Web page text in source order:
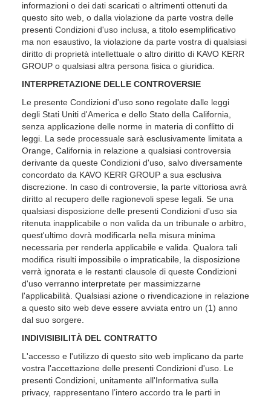
informazioni o dei dati scaricati o altrimenti ottenuti da
questo sito web, o dalla violazione da parte vostra delle
presenti Condizioni d'uso inclusa, a titolo esemplificativo
ma non esaustivo, la violazione da parte vostra di qualsiasi
diritto di proprietà intellettuale o altro diritto di KAVO KERR
GROUP o qualsiasi altra persona fisica o giuridica.
INTERPRETAZIONE DELLE CONTROVERSIE
Le presente Condizioni d'uso sono regolate dalle leggi
degli Stati Uniti d'America e dello Stato della California,
senza applicazione delle norme in materia di conflitto di
leggi. La sede processuale sarà esclusivamente limitata a
Orange, California in relazione a qualsiasi controversia
derivante da queste Condizioni d'uso, salvo diversamente
concordato da KAVO KERR GROUP a sua esclusiva
discrezione. In caso di controversie, la parte vittoriosa avrà
diritto al recupero delle ragionevoli spese legali. Se una
qualsiasi disposizione delle presenti Condizioni d'uso sia
ritenuta inapplicabile o non valida da un tribunale o arbitro,
quest'ultimo dovrà modificarla nella misura minima
necessaria per renderla applicabile e valida. Qualora tali
modifica risulti impossibile o impraticabile, la disposizione
verrà ignorata e le restanti clausole di queste Condizioni
d'uso verranno interpretate per massimizzarne
l'applicabilità. Qualsiasi azione o rivendicazione in relazione
a questo sito web deve essere avviata entro un (1) anno
dal suo sorgere.
INDIVISIBILITÀ DEL CONTRATTO
L'accesso e l'utilizzo di questo sito web implicano da parte
vostra l'accettazione delle presenti Condizioni d'uso. Le
presenti Condizioni, unitamente all'Informativa sulla
privacy, rappresentano l’intero accordo tra le parti in